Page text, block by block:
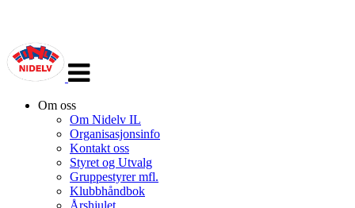
navigasjon
Om oss
Om Nidelv IL
Organisasjonsinfo
Kontakt oss
Styret og Utvalg
Gruppestyrer mfl.
Klubbhåndbok
Årshjulet